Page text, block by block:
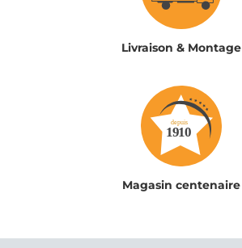
Livraison & Montage
Magasin centenaire